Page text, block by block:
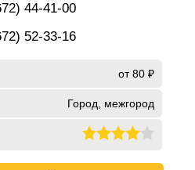
44-41-00
52-33-16
от 80 ₽
Город, межгород